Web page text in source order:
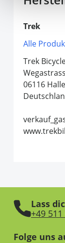
Trek
Alle
Trek
06116 Halle
Lass
+49
Folge uns